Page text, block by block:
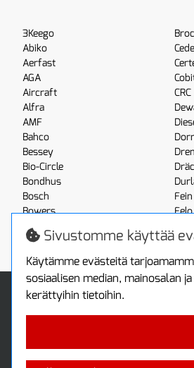
3Keego
Abiko
Aerfast
AGA
Aircraft
Alfra
AMF
Bahco
Bessey
Bio-Circle
Bondhus
Bosch
Bowers
Boxo
Brennenstuhl
CRC
Fein
Felo
Info
Yhteystiedot
Takuutietoa
Sivustomme käyttää
Käytämme evästeitä
sosiaalisen median, mainosalan
kerättyihin tietoihin.